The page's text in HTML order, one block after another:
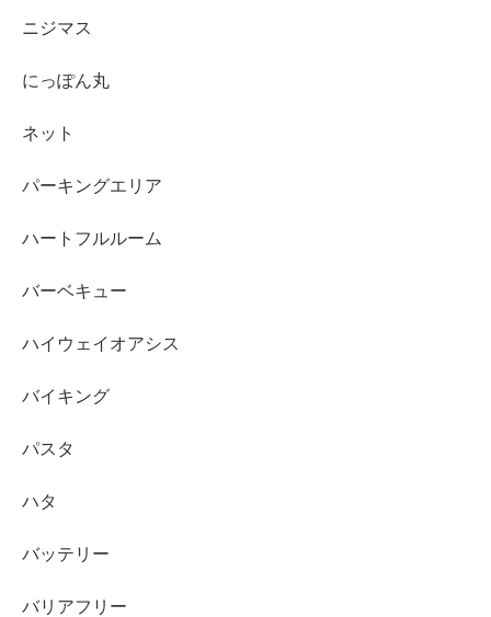
ニジマス
にっぽん丸
ネット
パーキングエリア
ハートフルルーム
バーベキュー
ハイウェイオアシス
バイキング
パスタ
ハタ
バッテリー
バリアフリー